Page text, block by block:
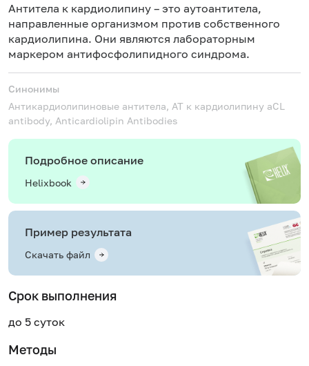
Антитела к кардиолипину – это аутоантитела,
направленные организмом против собственного
кардиолипина. Они являются лабораторным
маркером антифосфолипидного синдрома.
Синонимы
Антикардиолипиновые антитела, АТ к кардиолипину aCL
antibody, Anticardiolipin Antibodies
Подробное описание
Helixbook
Пример результата
Скачать файл
Срок выполнения
до 5 суток
Методы